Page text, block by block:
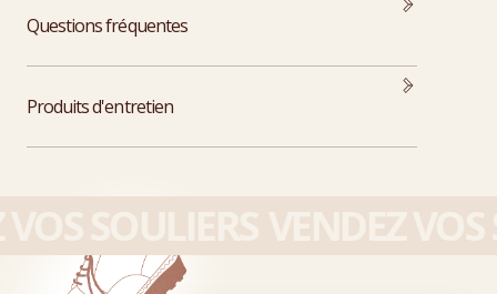
Questions fréquentes
Produits d'entretien